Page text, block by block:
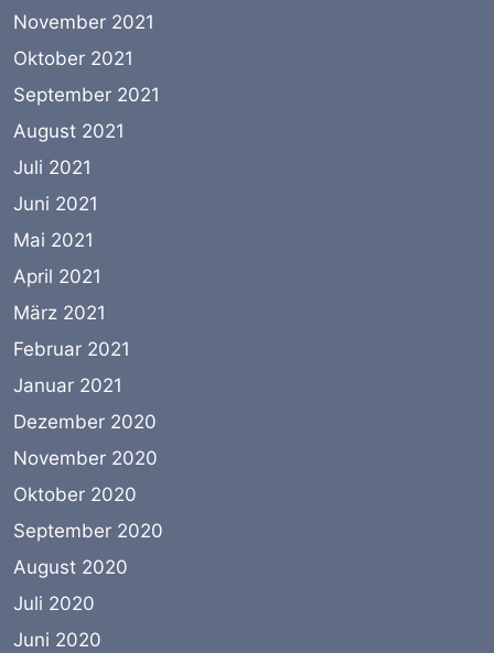
November 2021
Oktober 2021
September 2021
August 2021
Juli 2021
Juni 2021
Mai 2021
April 2021
März 2021
Februar 2021
Januar 2021
Dezember 2020
November 2020
Oktober 2020
September 2020
August 2020
Juli 2020
Juni 2020